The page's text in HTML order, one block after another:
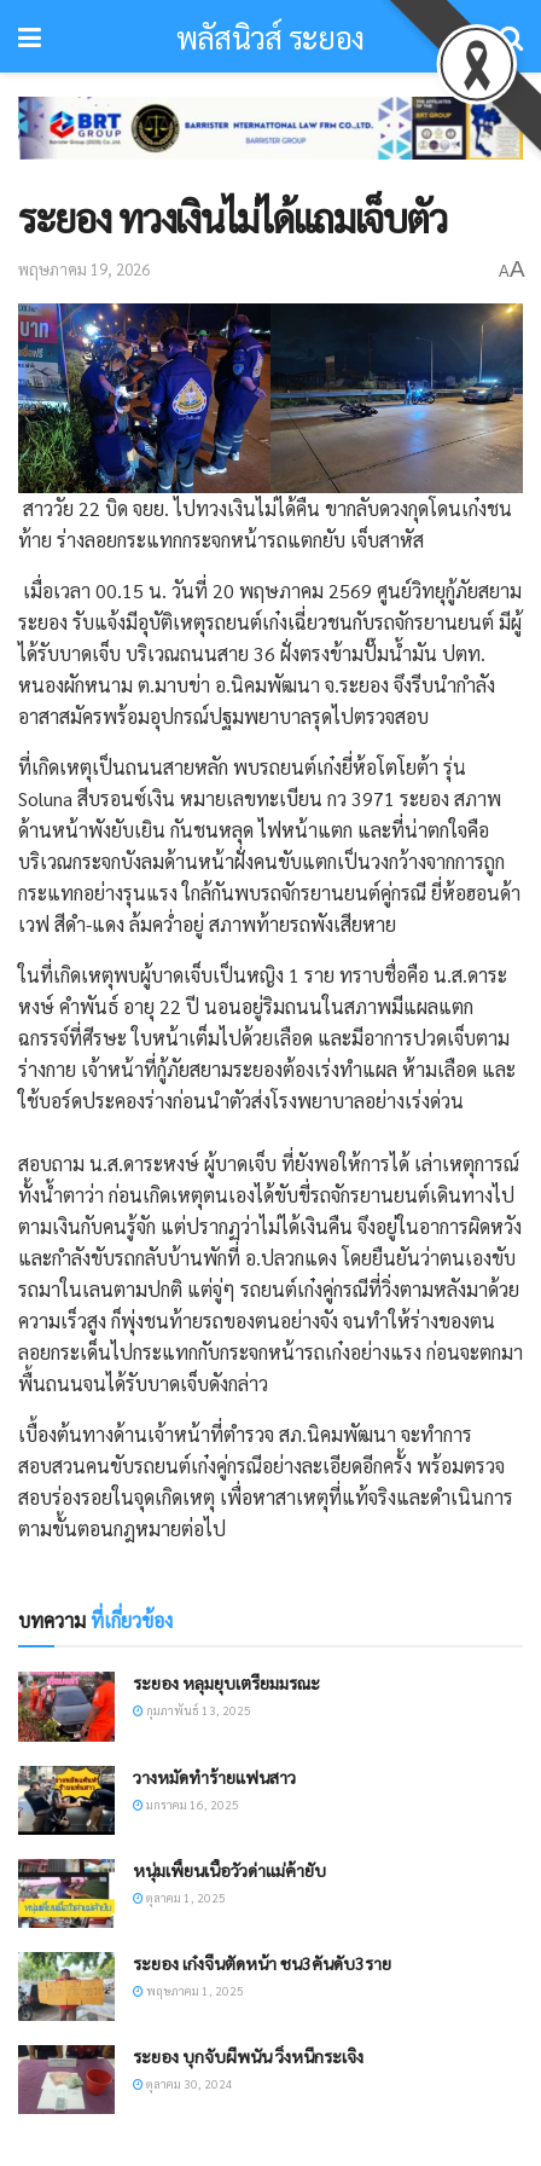
พลัสนิวส์ ระยอง
ระยอง ทวงเงินไม่ได้แถมเจ็บตัว
พฤษภาคม 19, 2026 AA
​ สาววัย 22 บิด จยย. ไปทวงเงินไม่ได้คืน ขากลับดวงกุดโดนเก๋งชน
ท้าย ร่างลอยกระแทกกระจกหน้ารถแตกยับ เจ็บสาหัส
​ เมื่อเวลา 00.15 น. วันที่ 20 พฤษภาคม 2569 ศูนย์วิทยุกู้ภัยสยาม
ระยอง รับแจ้งมีอุบัติเหตุรถยนต์เก๋งเฉี่ยวชนกับรถจักรยานยนต์ มีผู้
ได้รับบาดเจ็บ บริเวณถนนสาย 36 ฝั่งตรงข้ามปั๊มน้ำมัน ปตท.
หนองผักหนาม ต.มาบข่า อ.นิคมพัฒนา จ.ระยอง จึงรีบนำกำลัง
อาสาสมัครพร้อมอุปกรณ์ปฐมพยาบาลรุดไปตรวจสอบ
​ที่เกิดเหตุเป็นถนนสายหลัก พบรถยนต์เก๋งยี่ห้อโตโยต้า รุ่น
Soluna สีบรอนซ์เงิน หมายเลขทะเบียน กว 3971 ระยอง สภาพ
ด้านหน้าพังยับเยิน กันชนหลุด ไฟหน้าแตก และที่น่าตกใจคือ
บริเวณกระจกบังลมด้านหน้าฝั่งคนขับแตกเป็นวงกว้างจากการถูก
กระแทกอย่างรุนแรง ใกล้กันพบรถจักรยานยนต์คู่กรณี ยี่ห้อฮอนด้า
เวฟ สีดำ-แดง ล้มคว่ำอยู่ สภาพท้ายรถพังเสียหาย
​ในที่เกิดเหตุพบผู้บาดเจ็บเป็นหญิง 1 ราย ทราบชื่อคือ น.ส.ดาระ
หงษ์ คำพันธ์ อายุ 22 ปี นอนอยู่ริมถนนในสภาพมีแผลแตก
ฉกรรจ์ที่ศีรษะ ใบหน้าเต็มไปด้วยเลือด และมีอาการปวดเจ็บตาม
ร่างกาย เจ้าหน้าที่กู้ภัยสยามระยองต้องเร่งทำแผล ห้ามเลือด และ
ใช้บอร์ดประคองร่างก่อนนำตัวส่งโรงพยาบาลอย่างเร่งด่วน
สอบถาม น.ส.ดาระหงษ์ ผู้บาดเจ็บ ที่ยังพอให้การได้ เล่าเหตุการณ์
ทั้งน้ำตาว่า ก่อนเกิดเหตุตนเองได้ขับขี่รถจักรยานยนต์เดินทางไป
ตามเงินกับคนรู้จัก แต่ปรากฏว่าไม่ได้เงินคืน จึงอยู่ในอาการผิดหวัง
และกำลังขับรถกลับบ้านพักที่ อ.ปลวกแดง โดยยืนยันว่าตนเองขับ
รถมาในเลนตามปกติ แต่จู่ๆ รถยนต์เก๋งคู่กรณีที่วิ่งตามหลังมาด้วย
ความเร็วสูง ก็พุ่งชนท้ายรถของตนอย่างจัง จนทำให้ร่างของตน
ลอยกระเด็นไปกระแทกกับกระจกหน้ารถเก๋งอย่างแรง ก่อนจะตกมา
พื้นถนนจนได้รับบาดเจ็บดังกล่าว
เบื้องต้น​ทางด้านเจ้าหน้าที่ตำรวจ สภ.นิคมพัฒนา จะทำการ
สอบสวนคนขับรถยนต์เก๋งคู่กรณีอย่างละเอียดอีกครั้ง พร้อมตรวจ
สอบร่องรอยในจุดเกิดเหตุ เพื่อหาสาเหตุที่แท้จริงและดำเนินการ
ตามขั้นตอนกฎหมายต่อไป
บทความที่เกี่ยวข้อง
ระยอง หลุมยุบเตรียมมรณะ
กุมภาพันธ์ 13, 2025
วางหมัดทำร้ายแฟนสาว
มกราคม 16, 2025
หนุ่มเพี้ยนเนื้อวัวด่าแม่ค้ายับ
ตุลาคม 1, 2025
ระยอง เก๋งจีนตัดหน้า ชน3คันดับ3ราย
พฤษภาคม 1, 2025
ระยอง บุกจับผีพนัน วิ่งหนีกระเจิง
ตุลาคม 30, 2024